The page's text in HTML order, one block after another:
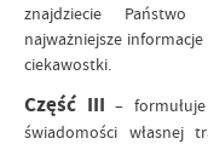
znajdziecie
najważniejsze
ciekawostki.
Część III –
świadomości własnej